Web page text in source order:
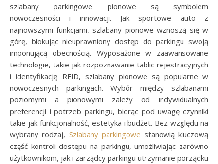
szlabany parkingowe pionowe są symbolem
nowoczesności i innowacji. Jak sportowe auto z
najnowszymi funkcjami, szlabany pionowe wznoszą się w
górę, blokując nieuprawniony dostęp do parkingu swoją
imponującą obecnością. Wyposażone w zaawansowane
technologie, takie jak rozpoznawanie tablic rejestracyjnych
i identyfikację RFID, szlabany pionowe są popularne w
nowoczesnych parkingach. Wybór między szlabanami
poziomymi a pionowymi zależy od indywidualnych
preferencji i potrzeb parkingu, biorąc pod uwagę czynniki
takie jak funkcjonalność, estetyka i budżet. Bez względu na
wybrany rodzaj, Szlabany parkingowe stanowią kluczową
część kontroli dostępu na parkingu, umożliwiając zarówno
użytkownikom, jak i zarządcy parkingu utrzymanie porządku